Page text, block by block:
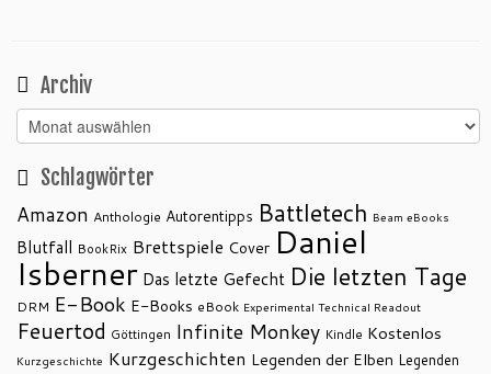
Archiv
Archiv
Schlagwörter
Amazon Anthologie Autorentipps Battletech Beam eBooks
Blutfall BookRix Brettspiele Cover Daniel
Isberner Das letzte Gefecht Die letzten Tage
DRM E-Book E-Books eBook Experimental Technical Readout
Feuertod Göttingen Infinite Monkey Kindle Kostenlos
Kurzgeschichte Kurzgeschichten Legenden der Elben Legenden